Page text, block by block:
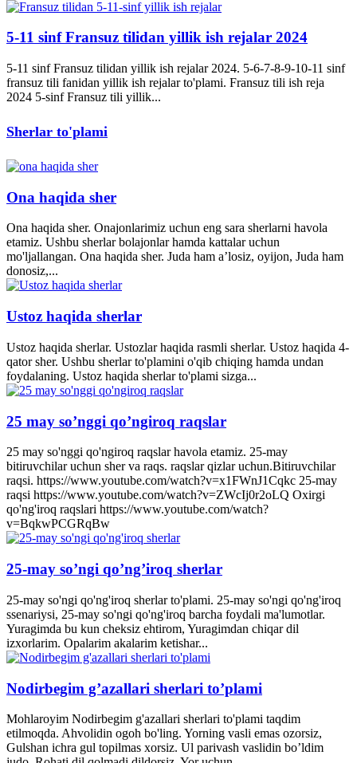
5-11 sinf Fransuz tilidan yillik ish rejalar 2024
5-11 sinf Fransuz tilidan yillik ish rejalar 2024. 5-6-7-8-9-10-11 sinf
fransuz tili fanidan yillik ish rejalar to'plami. Fransuz tili ish reja
2024 5-sinf Fransuz tili yillik...
Sherlar to'plami
Ona haqida sher
Ona haqida sher. Onajonlarimiz uchun eng sara sherlarni havola
etamiz. Ushbu sherlar bolajonlar hamda kattalar uchun
mo'ljallangan. Ona haqida sher. Juda ham a’losiz, oyijon, Juda ham
donosiz,...
Ustoz haqida sherlar
Ustoz haqida sherlar. Ustozlar haqida rasmli sherlar. Ustoz haqida 4-
qator sher. Ushbu sherlar to'plamini o'qib chiqing hamda undan
foydalaning. Ustoz haqida sherlar to'plami sizga...
25 may so’nggi qo’ngiroq raqslar
25 may so'nggi qo'ngiroq raqslar havola etamiz. 25-may
bitiruvchilar uchun sher va raqs. raqslar qizlar uchun.Bitiruvchilar
raqsi. https://www.youtube.com/watch?v=x1FWnJ1Cqkc 25-may
raqsi https://www.youtube.com/watch?v=ZWcIj0r2oLQ Oxirgi
qo'ng'iroq raqslari https://www.youtube.com/watch?
v=BqkwPCGRqBw
25-may so’ngi qo’ng’iroq sherlar
25-may so'ngi qo'ng'iroq sherlar to'plami. 25-may so'ngi qo'ng'iroq
ssenariysi, 25-may so'ngi qo'ng'iroq barcha foydali ma'lumotlar.
Yuragimda bu kun cheksiz ehtirom, Yuragimdan chiqar dil
izxorlarim. Opalarim akalarim ketishar...
Nodirbegim g’azallari sherlari to’plami
Mohlaroyim Nodirbegim g'azallari sherlari to'plami taqdim
etilmoqda. Ahvolidin ogoh bo'ling. Yorning vasli emas ozorsiz,
Gulshan ichra gul topilmas xorsiz. Ul parivash vaslidin bo’ldim